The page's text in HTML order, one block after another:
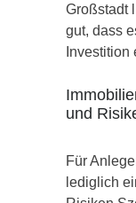
Großstadt
gut, dass
Investition
und
Für
lediglich